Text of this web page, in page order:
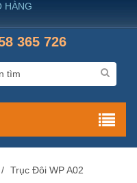
HÀNG
365 726
/ Trục Đôi WP A02